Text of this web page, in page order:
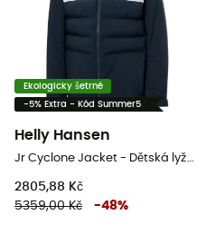
Ekologicky šetrné
-5% Extra - Kód Summer5
Helly Hansen
2805,88 Kč
5359,00 Kč
-48%